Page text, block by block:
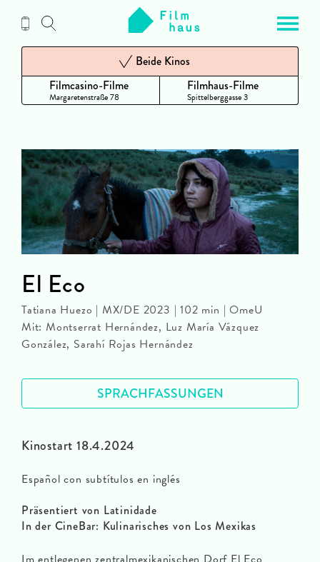
Inhalt
Filmcasino-Filme
Margaretenstraße 78
Beide Kinos
Filmhaus-Filme
Spittelberggasse 3
Kinostart 18.4.2024
Español con subtítulos en inglés
Präsentiert von Latinidade
In der CineBar: Kulinarisches von Los Mexikas
El Eco
Tatiana Huezo | MX/DE 2023 | 102 min | OmeU
Mit: Montserrat Hernández, Luz María Vázquez
González, Sarahí Rojas Hernández
SPRACHFASSUNGEN